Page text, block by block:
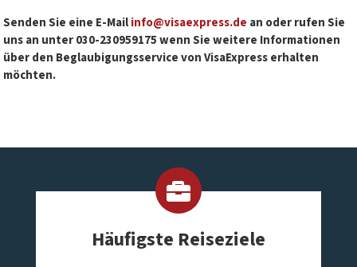
Senden Sie eine E-Mailinfo@visaexpress.de an oder rufen Sie
uns an unter 030-230959175 wenn Sie weitere Informationen
über den Beglaubigungsservice von VisaExpress erhalten
möchten.
Häufigste Reiseziele